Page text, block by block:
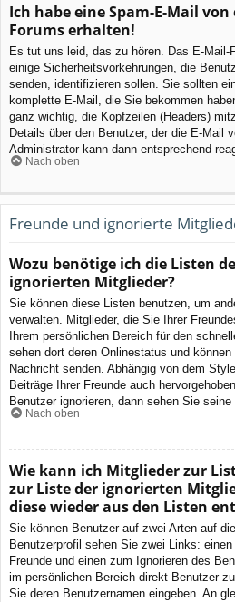
Ich habe eine Spam-E-Mail
Forums erhalten!
Es tut uns leid, das zu hören. Das E-Mail-
einige Sicherheitsvorkehrungen, die
senden, identifizieren sollen. Sie sollten
komplette E-Mail, die Sie bekommen
ganz wichtig, die Kopfzeilen (Headers)
Details über den Benutzer, der die E-Mail
Administrator kann dann entsprechend
Nach oben
Freunde und ignorierte
Wozu benötige ich die Listen
ignorierten Mitglieder?
Sie können diese Listen benutzen, um
verwalten. Mitglieder, die Sie Ihrer
Ihrem persönlichen Bereich für den
sehen dort deren Onlinestatus und
Nachricht senden. Abhängig von dem
Beiträge Ihrer Freunde auch
Benutzer ignorieren, dann sehen Sie
Nach oben
Wie kann ich Mitglieder zur
zur Liste der ignorierten
diese wieder aus den Listen
Sie können Benutzer auf zwei Arten auf
Benutzerprofil sehen Sie zwei Links:
Freunde und einen zum Ignorieren des
im persönlichen Bereich direkt Benutzer
Sie deren Benutzernamen eingeben. An